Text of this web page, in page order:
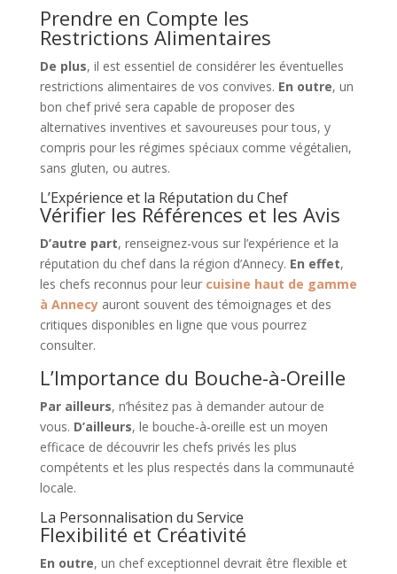
Prendre en Compte les
Restrictions Alimentaires
De plus, il est essentiel de considérer les éventuelles
restrictions alimentaires de vos convives. En outre, un
bon chef privé sera capable de proposer des
alternatives inventives et savoureuses pour tous, y
compris pour les régimes spéciaux comme végétalien,
sans gluten, ou autres.
L’Expérience et la Réputation du Chef
Vérifier les Références et les Avis
D’autre part, renseignez-vous sur l’expérience et la
réputation du chef dans la région d’Annecy. En effet,
les chefs reconnus pour leur cuisine haut de gamme
à Annecyauront souvent des témoignages et des
critiques disponibles en ligne que vous pourrez
consulter.
L’Importance du Bouche-à-Oreille
Par ailleurs, n’hésitez pas à demander autour de
vous. D’ailleurs, le bouche-à-oreille est un moyen
efficace de découvrir les chefs privés les plus
compétents et les plus respectés dans la communauté
locale.
La Personnalisation du Service
Flexibilité et Créativité
En outre, un chef exceptionnel devrait être flexible et